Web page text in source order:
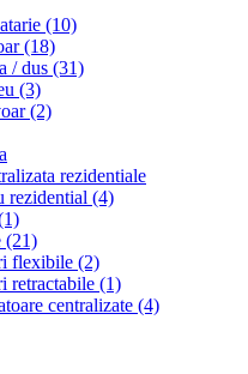
(10)
(18)
/ dus (31)
(3)
(2)
rezidentiale
rezidential (4)
(21)
flexibile (2)
retractabile (1)
centralizate (4)